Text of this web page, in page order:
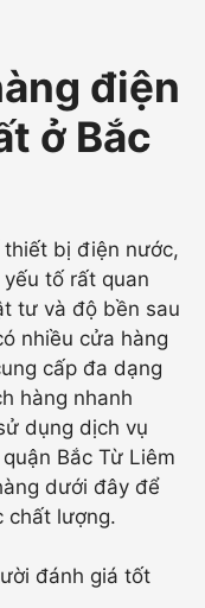
điện
ở Bắc
bị điện nước,
tố rất quan
tư và độ bền sau
nhiều cửa hàng
cấp đa dạng
hàng nhanh
dụng dịch vụ
Bắc Từ Liêm
dưới đây để
chất lượng.
đánh giá tốt